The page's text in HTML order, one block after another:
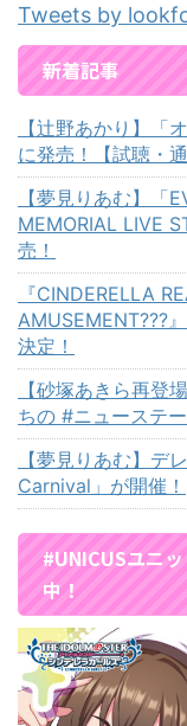
Tweets by
新着記事
【辻野あかり】「
に発売！【試聴・
【夢見りあむ】「
MEMORIAL LIVE
売！
『CINDERELLA
AMUSEMENT???
決定！
【砂塚あきら再登
ちの #ニューステ
【夢見りあむ】デ
Carnival」が開催！
#UNICUSユニ
中！